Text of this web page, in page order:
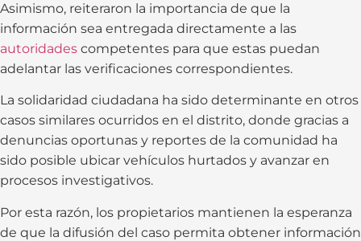
Asimismo, reiteraron la importancia de que la
información sea entregada directamente a las
autoridades competentes para que estas puedan
adelantar las verificaciones correspondientes.
La solidaridad ciudadana ha sido determinante en otros
casos similares ocurridos en el distrito, donde gracias a
denuncias oportunas y reportes de la comunidad ha
sido posible ubicar vehículos hurtados y avanzar en
procesos investigativos.
Por esta razón, los propietarios mantienen la esperanza
de que la difusión del caso permita obtener información